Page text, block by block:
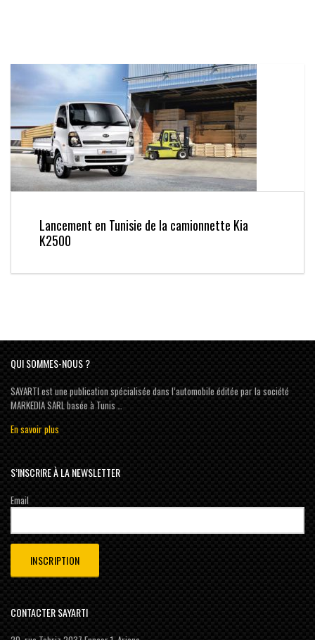
Lancement en Tunisie de la camionnette Kia
K2500
QUI SOMMES-NOUS ?
SAYARTI est une publication spécialisée dans l’automobile éditée par la société
MARKEDIA SARL basée à Tunis …
En savoir plus
S’INSCRIRE À LA NEWSLETTER
Email
CONTACTER SAYARTI